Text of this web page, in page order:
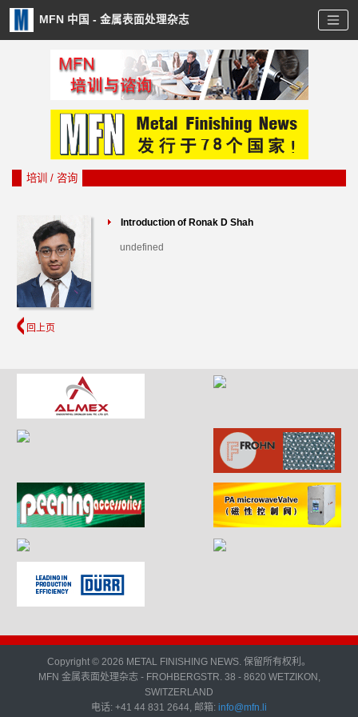
MFN 中国 - 金属表面处理杂志
培训 / 咨询
回上页
Introduction of Ronak D Shah
undefined
Copyright © 2026 METAL FINISHING NEWS. 保留所有权利。
MFN 金属表面处理杂志 - FROHBERGSTR. 38 - 8620 WETZIKON,
SWITZERLAND
电话: +41 44 831 2644, 邮箱: info@mfn.li